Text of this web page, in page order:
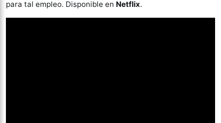
para tal empleo. Disponible en Netflix.